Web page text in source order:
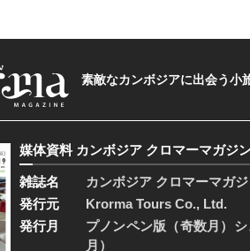
素敵なカンボジアに出会う
媒体資料 カンボジア クロマーマガジ
雑誌名
カンボジア クロマーマガ
発行元
Krorma Tours Co., Ltd.
発行月
プノンペン版（奇数月）
月）